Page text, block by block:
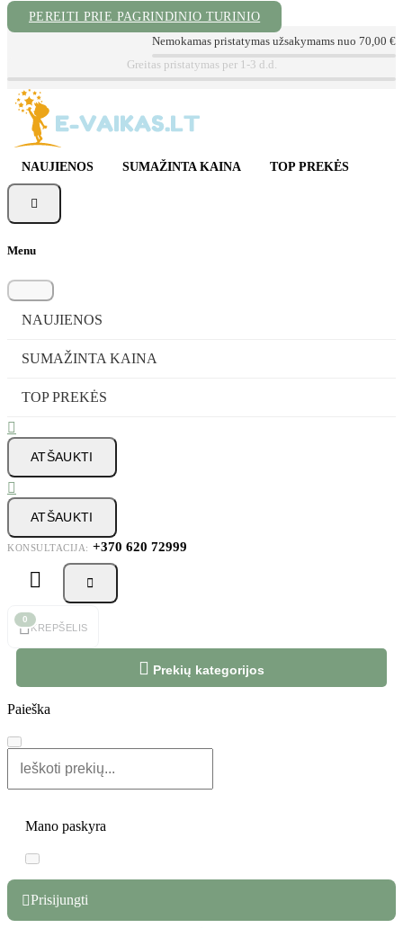
PEREITI PRIE PAGRINDINIO TURINIO
Nemokamas pristatymas užsakymams nuo 70,00 €
Kokybiškos prekės už geriausią kainą
NAUJIENOS SUMAŽINTA KAINA TOP PREKĖS

Menu
NAUJIENOS
SUMAŽINTA KAINA
TOP PREKĖS

ATŠAUKTI

ATŠAUKTI
KONSULTACIJA: +370 620 72999
 

0
KREPŠELIS
 Prekių kategorijos
Paieška
Mano paskyra
Prisijungti